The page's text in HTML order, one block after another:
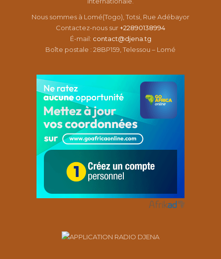
Nous sommes à Lomé(Togo), Totsi, Rue Adébayor
Contactez-nous sur+22890138994
É-mail: contact@djena.tg
Boîte postale : 28BP159, Telessou – Lomé